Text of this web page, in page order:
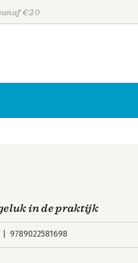
€20
in de praktijk
9789022581698
Personen